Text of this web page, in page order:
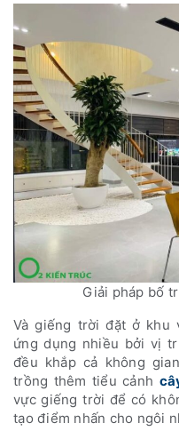
Giải pháp bố
Và giếng trời đặt ở khu
ứng dụng nhiều bởi vị
đều khắp cả không
trồng thêm tiểu cảnh
vực giếng trời để có
tạo điểm nhấn cho ngôi